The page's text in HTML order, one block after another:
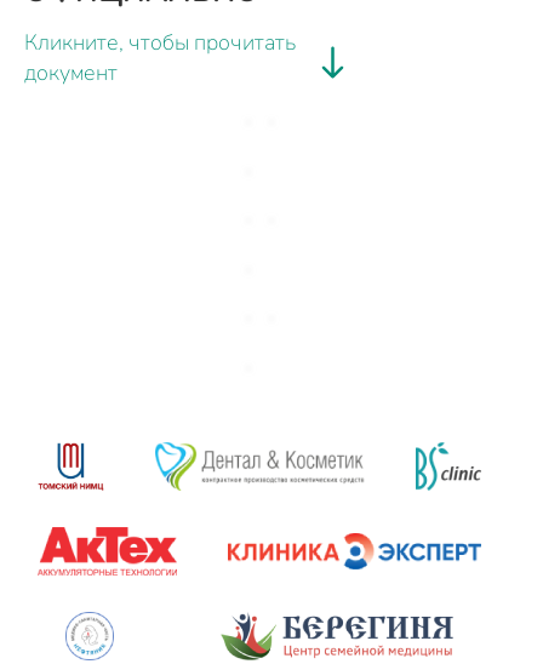
Кликните, чтобы прочитать
документ